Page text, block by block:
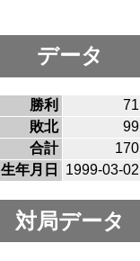
データ
勝利
71
敗北
99
合計
170
生年月日
1999-03-02
対局データ